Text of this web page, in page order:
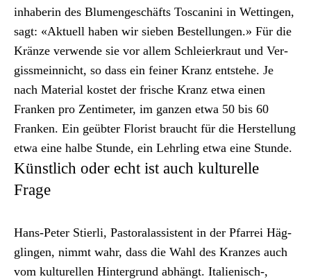
in­hab­erin des Blu­mengeschäfts Toscani­ni in Wet­tin­gen,
sagt: «Aktuell haben wir sieben Bestel­lun­gen.» Für die
Kränze ver­wende sie vor allem Schleier­kraut und Ver­
giss­mein­nicht, so dass ein fein­er Kranz entste­he. Je
nach Mate­r­i­al kostet der frische Kranz etwa einen
Franken pro Zen­time­ter, im ganzen etwa 50 bis 60
Franken. Ein geübter Florist braucht für die Her­stel­lung
etwa eine halbe Stunde, ein Lehrling etwa eine Stunde.
Künstlich oder echt ist auch kulturelle
Frage
Hans-Peter Stier­li, Pas­toralas­sis­tent in der Pfar­rei Häg­
glin­gen, nimmt wahr, dass die Wahl des Kranzes auch
vom kul­turellen Hin­ter­grund abhängt. Italienisch‑,